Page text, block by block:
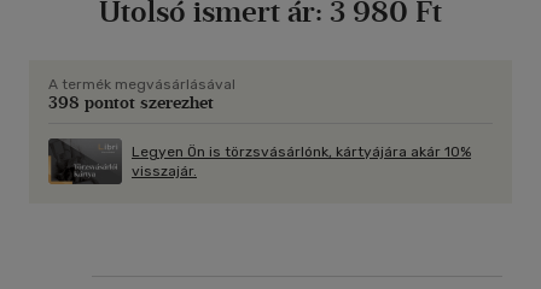
keretezhetőek.Utolsó ismert ár: 3 980 Ft
A termék megvásárlásával
398 pontot szerezhet
Legyen Ön is törzsvásárlónk, kártyájára akár 10%
visszajár.